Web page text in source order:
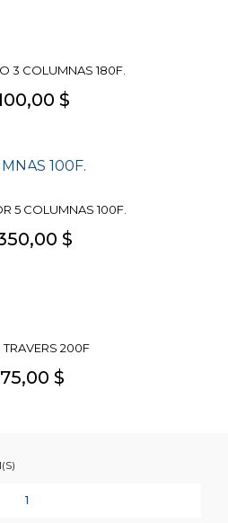
3 COLUMNAS 180F.
$
5 COLUMNAS 100F.
$
TRAVERS 200F
$
1